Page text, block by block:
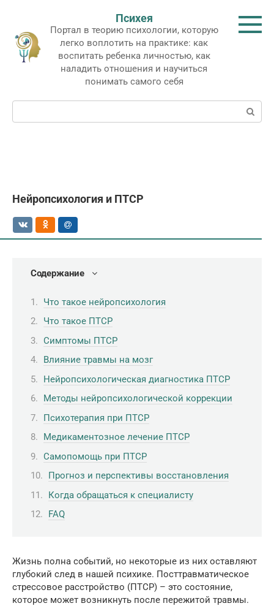
контенту
Психея
Портал в теорию психологии, которую
легко воплотить на практике: как
воспитать ребенка личностью, как
наладить отношения и научиться
понимать самого себя
Поиск:
Нейропсихология и ПТСР
Содержание
Что такое нейропсихология
Что такое ПТСР
Симптомы ПТСР
Влияние травмы на мозг
Нейропсихологическая диагностика ПТСР
Методы нейропсихологической коррекции
Психотерапия при ПТСР
Медикаментозное лечение ПТСР
Самопомощь при ПТСР
Прогноз и перспективы восстановления
Когда обращаться к специалисту
FAQ
Жизнь полна событий, но некоторые из них оставляют
глубокий след в нашей психике. Посттравматическое
стрессовое расстройство (ПТСР) – это состояние,
которое может возникнуть после пережитой травмы.